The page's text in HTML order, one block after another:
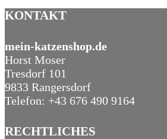
KONTAKT
mein-katzenshop.de
Horst Moser
Tresdorf 101
9833 Rangersdorf
Telefon: +43 676 490 9164
RECHTLICHES